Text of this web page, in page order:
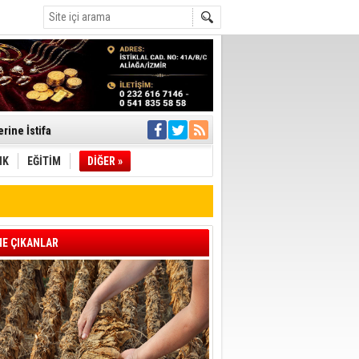
İletti
müdahale
Geçti
EĞİTİM DİĞER »
ÇIKANLAR